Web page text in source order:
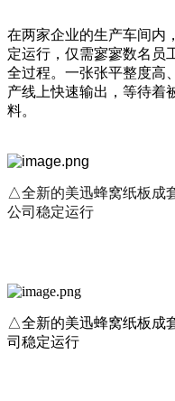
在两家企业的生产车间内
定运行，仅需寥寥数名员
全过程。一张张平整度高
产线上快速输出，等待着
料。
△全新的美迅蜂窝纸板成
公司稳定运行
△全新的美迅蜂窝纸板成
司稳定运行